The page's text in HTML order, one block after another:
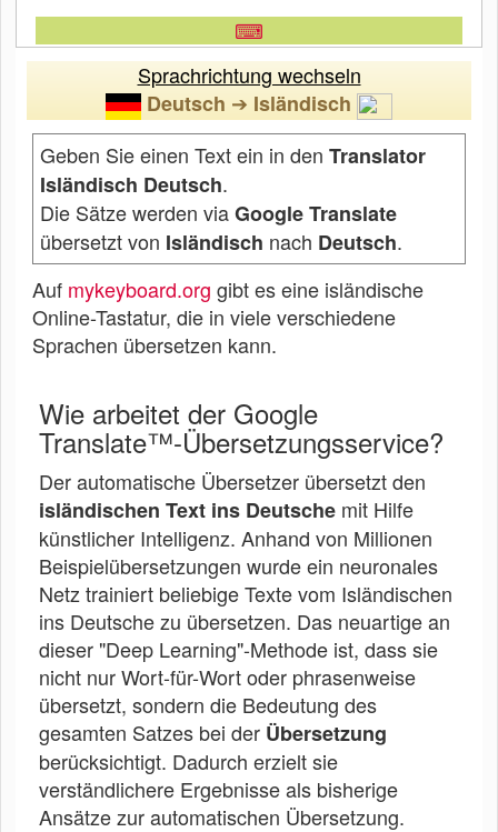
⌨
Sprachrichtung wechseln
Deutsch ➔ Isländisch
Geben Sie einen Text ein in den Translator
Isländisch Deutsch.
Die Sätze werden viaGoogle Translate
übersetzt von Isländisch nach Deutsch.
Auf mykeyboard.org gibt es eine isländische
Online-Tastatur, die in viele verschiedene
Sprachen übersetzen kann.
Wie arbeitet der Google
Translate™-Übersetzungsservice?
Der automatische Übersetzer übersetzt den
isländischen Text ins Deutsche mit Hilfe
künstlicher Intelligenz. Anhand von Millionen
Beispielübersetzungen wurde ein neuronales
Netz trainiert beliebige Texte vom Isländischen
ins Deutsche zu übersetzen. Das neuartige an
dieser "Deep Learning"-Methode ist, dass sie
nicht nur Wort-für-Wort oder phrasenweise
übersetzt, sondern die Bedeutung des
gesamten Satzes bei der Übersetzung
berücksichtigt. Dadurch erzielt sie
verständlichere Ergebnisse als bisherige
Ansätze zur automatischen Übersetzung.